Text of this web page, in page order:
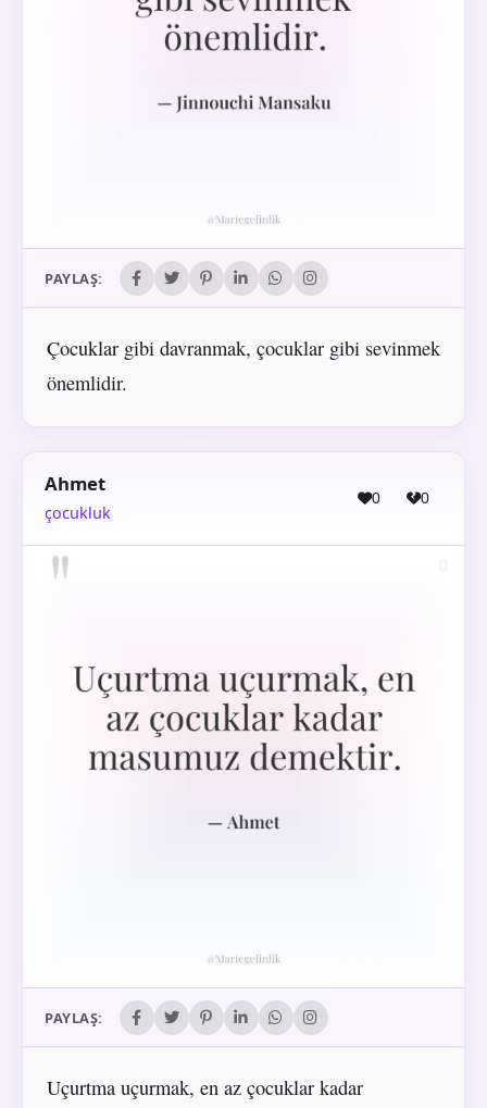
PAYLAŞ:
Çocuklar gibi davranmak, çocuklar gibi sevinmek
önemlidir.
Ahmet
çocukluk
0 0
PAYLAŞ:
Uçurtma uçurmak, en az çocuklar kadar